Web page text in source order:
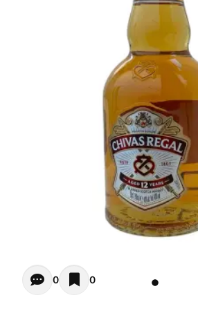
Opiniones - In questo momento
0 0